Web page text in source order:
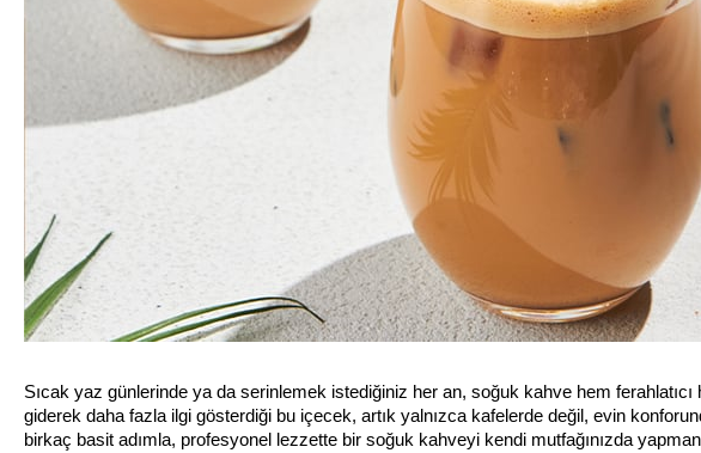
Sıcak yaz günlerinde ya da serinlemek istediğiniz her an, soğuk kahve hem
giderek daha fazla ilgi gösterdiği bu içecek, artık yalnızca kafelerde değil, evin
birkaç basit adımla, profesyonel lezzette bir soğuk kahveyi kendi mutfağınızda